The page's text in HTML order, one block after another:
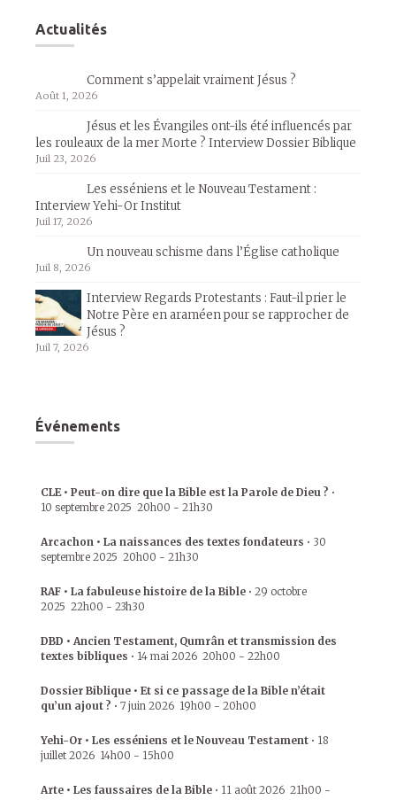
Actualités
Comment s’appelait vraiment Jésus ?
Août 1, 2026
Jésus et les Évangiles ont-ils été influencés par
les rouleaux de la mer Morte ? Interview Dossier Biblique
Juil 23, 2026
Les esséniens et le Nouveau Testament :
Interview Yehi-Or Institut
Juil 17, 2026
Un nouveau schisme dans l’Église catholique
Juil 8, 2026
Interview Regards Protestants : Faut-il prier le
Notre Père en araméen pour se rapprocher de
Jésus ?
Juil 7, 2026
Événements
CLE • Peut-on dire que la Bible est la Parole de Dieu ? •
10 septembre 2025 20h00 - 21h30
Arcachon • La naissances des textes fondateurs • 30
septembre 2025 20h00 - 21h30
RAF • La fabuleuse histoire de la Bible • 29 octobre
2025 22h00 - 23h30
DBD • Ancien Testament, Qumrân et transmission des
textes bibliques • 14 mai 2026 20h00 - 22h00
Dossier Biblique • Et si ce passage de la Bible n’était
qu’un ajout ? • 7 juin 2026 19h00 - 20h00
Yehi-Or • Les esséniens et le Nouveau Testament • 18
juillet 2026 14h00 - 15h00
Arte • Les faussaires de la Bible • 11 août 2026 21h00 -